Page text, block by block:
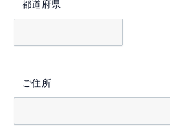
都道府県
ご住所